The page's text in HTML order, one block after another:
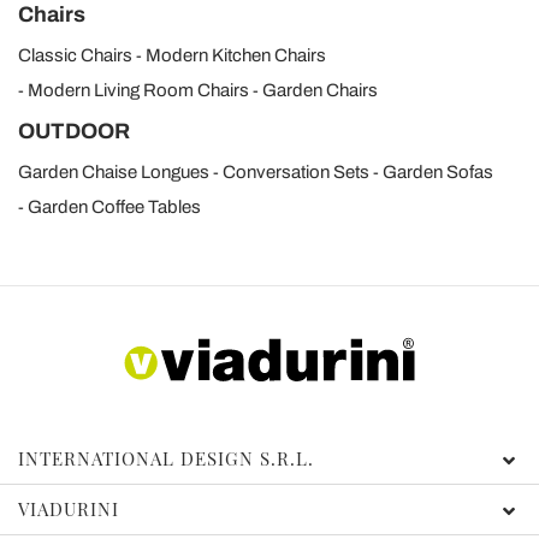
Chairs
Classic Chairs
Modern Kitchen Chairs
Modern Living Room Chairs
Garden Chairs
OUTDOOR
Garden Chaise Longues Conversation Sets
Garden Sofas
Garden Coffee Tables
INTERNATIONAL DESIGN S.R.L.
VIADURINI